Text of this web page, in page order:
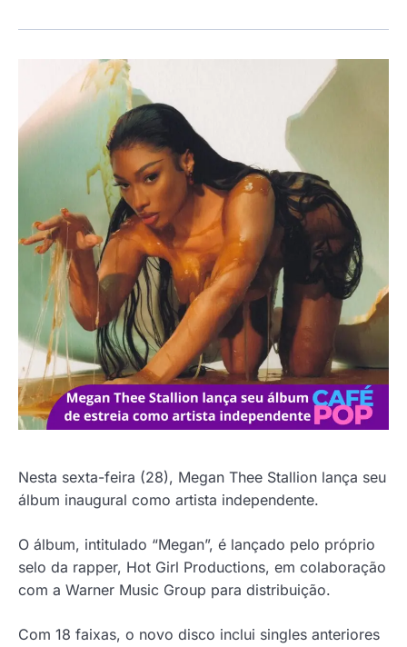
Nesta sexta-feira (28), Megan Thee Stallion lança seu
álbum inaugural como artista independente.
O álbum, intitulado “Megan”, é lançado pelo próprio
selo da rapper, Hot Girl Productions, em colaboração
com a Warner Music Group para distribuição.
Com 18 faixas, o novo disco inclui singles anteriores